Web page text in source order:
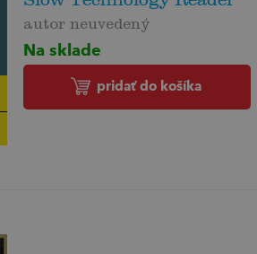
autor neuvedený
Na sklade
pridať do košíka